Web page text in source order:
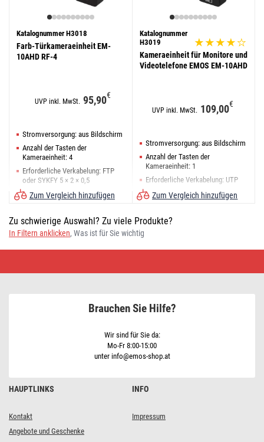
Katalognummer H3018
Farb-Türkameraeinheit EM-
10AHD RF-4
UVP inkl. MwSt. 95,90€
Stromversorgung: aus Bildschirm
Anzahl der Tasten der
Kameraeinheit: 4
Erforderliche Verkabelung: FTP
oder SYKFY 5 × 2 × 0,5
Zum Vergleich hinzufügen
Katalognummer
H3019
Kameraeinheit für Monitore und
Videotelefone EMOS EM-10AHD
UVP inkl. MwSt. 109,00€
Stromversorgung: aus Bildschirm
Anzahl der Tasten der
Kameraeinheit: 1
Erforderliche Verkabelung: UTP
Zum Vergleich hinzufügen
Zu schwierige Auswahl? Zu viele Produkte?
In Filtern anklicken, Was ist für Sie wichtig
HAUPTLINKS
Kontakt
Angebote und Geschenke
INFO
Impressum
Brauchen Sie Hilfe?
Wir sind für Sie da:
Mo-Fr 8:00-15:00
unter info@emos-shop.at